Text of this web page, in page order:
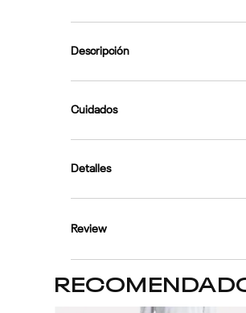
Descripción
Cuidados
Detalles
Review